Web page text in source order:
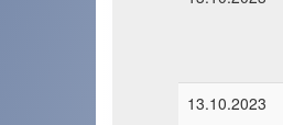
13.10.2023